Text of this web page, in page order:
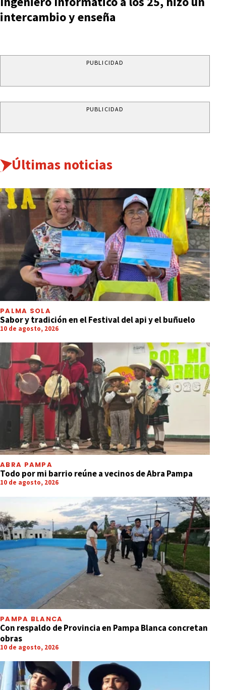
intercambio y enseña
PUBLICIDAD
PUBLICIDAD
Últimas noticias
PALMA SOLA
Sabor y tradición en el Festival del api y el buñuelo
10 de agosto, 2026
ABRA PAMPA
Todo por mi barrio reúne a vecinos de Abra Pampa
10 de agosto, 2026
PAMPA BLANCA
Con respaldo de Provincia en Pampa Blanca concretan
obras
10 de agosto, 2026